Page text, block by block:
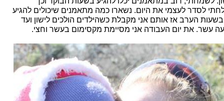
לסדר לעצמי את היום. נשארו כמה מתאמנים שיכולים להגיע
הערב אז אותם אני מקבלת כשהילדים הולכים לישון ועד
עשר. את יום העבודה אני מסיימת מקסימום בעשר וחצי.